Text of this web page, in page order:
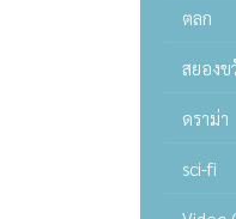
ตลก
สยอง
ดราม่า
sci-fi